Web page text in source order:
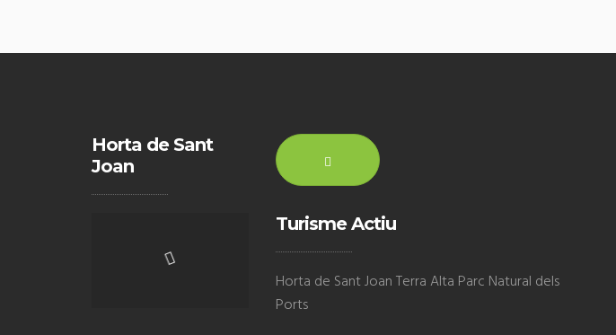
Horta de Sant
Joan
Turisme Actiu
Horta de Sant Joan Terra Alta Parc Natural dels
Ports